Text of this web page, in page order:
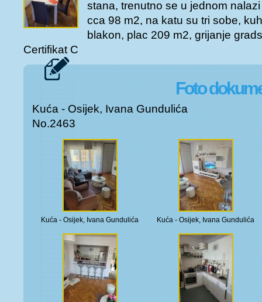
klijente da u poruci napišete
kontaktirati, radi lakše
RADNO VRIJEME:
SUBOTA: 8 00 h - 13 00 h
klijente da u poruci napišete
kontaktirati, radi lakše
stana, trenutno se u jednom
cca 98 m2, na katu su tri sobe,
blakon, plac 209 m2, grijanje
Certifikat C
Foto
Kuća - Osijek, Ivana Gundulića
No.2463
Kuća - Osijek, Ivana Gundulića Kuća - Osijek, Ivana Gundulića